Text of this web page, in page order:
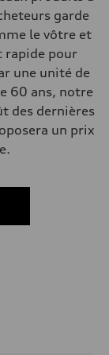
garde
le vôtre et
rapide pour
une unité de
60 ans, notre
des dernières
un prix